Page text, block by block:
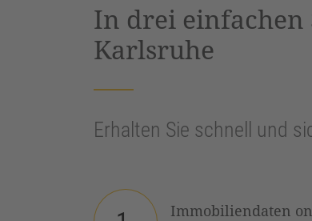
In drei
Karlsruhe
Erhalten Sie schnell und
Immobiliendaten